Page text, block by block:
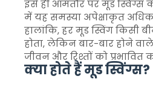
इसे ही आमतौर पर मूड स्विंग्स
में यह समस्या अपेक्षाकृत
हालांकि, हर मूड स्विंग किसी
होता, लेकिन बार-बार होने
जीवन और रिश्तों को प्रभावित
क्या होते हैं मूड स्विंग्स?